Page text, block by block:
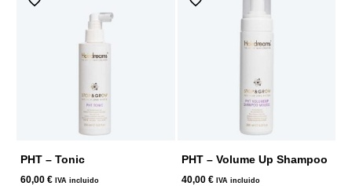
PHT – Tonic
60,00 € IVA incluido
PHT – Volume Up Shampoo
40,00 € IVA incluido